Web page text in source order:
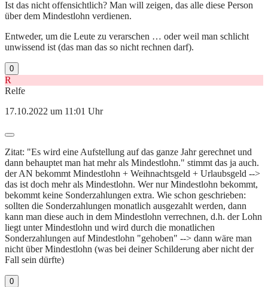
Ist das nicht offensichtlich? Man will zeigen, das alle diese Person
über dem Mindestlohn verdienen.
Entweder, um die Leute zu verarschen … oder weil man schlicht
unwissend ist (das man das so nicht rechnen darf).
0
R
Relfe
17.10.2022 um 11:01 Uhr
Zitat: "Es wird eine Aufstellung auf das ganze Jahr gerechnet und
dann behauptet man hat mehr als Mindestlohn." stimmt das ja auch.
der AN bekommt Mindestlohn + Weihnachtsgeld + Urlaubsgeld -->
das ist doch mehr als Mindestlohn. Wer nur Mindestlohn bekommt,
bekommt keine Sonderzahlungen extra. Wie schon geschrieben:
sollten die Sonderzahlungen monatlich ausgezahlt werden, dann
kann man diese auch in dem Mindestlohn verrechnen, d.h. der Lohn
liegt unter Mindestlohn und wird durch die monatlichen
Sonderzahlungen auf Mindestlohn "gehoben" --> dann wäre man
nicht über Mindestlohn (was bei deiner Schilderung aber nicht der
Fall sein dürfte)
0